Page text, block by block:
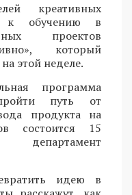
креативных
к обучению в
проектов
который
этой неделе.
программа
путь от
продукта на
состоится 15
идею в